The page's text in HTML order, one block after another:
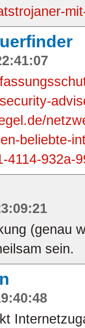
beliebte-
4114-932a-
(genau
sein.